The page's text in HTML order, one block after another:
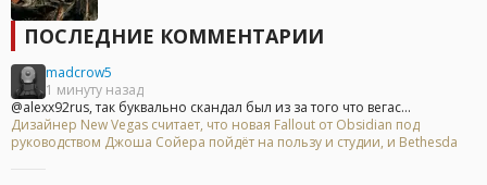
ПОСЛЕДНИЕ КОММЕНТАРИИ
madcrow5
1 минуту назад
@alexx92rus, так буквально скандал был из за того что вегас...
Дизайнер New Vegas считает, что новая Fallout от Obsidian под
руководством Джоша Сойера пойдёт на пользу и студии, и Bethesda